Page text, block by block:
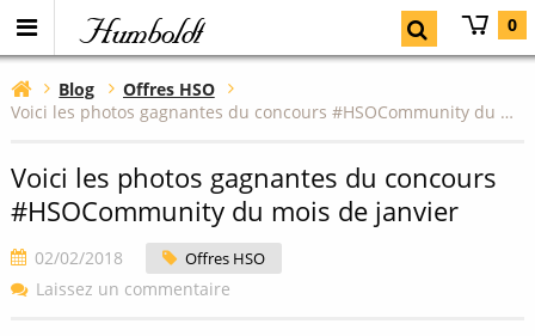
Humboldt 0
Blog
Offres HSO
Voici les photos gagnantes du concours #HSOCommunity du mois de janvier
Voici les photos gagnantes du concours
#HSOCommunity du mois de janvier
02/02/2018 Offres HSO
Laissez un commentaire